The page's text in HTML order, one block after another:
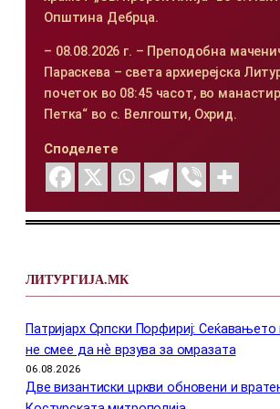
Општина Дебрца.
– 08.08.2026 г. – Преподобна
Параскева – света архиерејска
почеток во 08:45 часот, во
Петка“ во с. Велгошти, Охрид.
Споделете
ЛИТУРГИЈА.МК
Патријарх Српски Порфириј:
не смее да нѐ врзува за омразата
06.08.2026
Две византиски цркви обновени и